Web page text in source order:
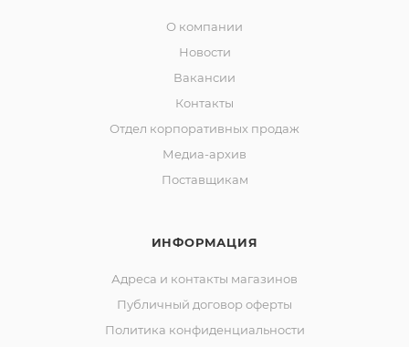
О компании
Новости
Вакансии
Контакты
Отдел корпоративных продаж
Медиа-архив
Поставщикам
ИНФОРМАЦИЯ
Адреса и контакты магазинов
Публичный договор оферты
Политика конфиденциальности